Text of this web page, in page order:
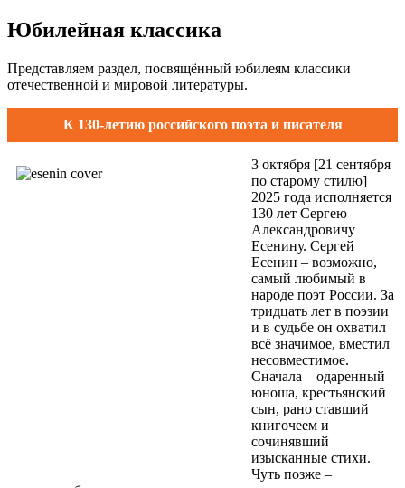
Юбилейная классика
Представляем раздел, посвящённый юбилеям классики
отечественной и мировой литературы.
К 130-летию российского поэта и писателя
3 октября [21 сентября
по старому стилю]
2025 года исполняется
130 лет Сергею
Александровичу
Есенину. Сергей
Есенин – возможно,
самый любимый в
народе поэт России. За
тридцать лет в поэзии
и в судьбе он охватил
всё значимое, вместил
несовместимое.
Сначала – одаренный
юноша, крестьянский
сын, рано ставший
книгочеем и
сочинявший
изысканные стихи.
Чуть позже –